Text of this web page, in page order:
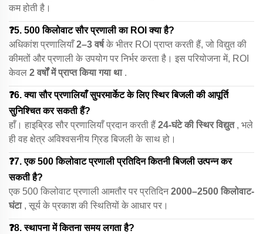
कम होती है।
❓5. 500 किलोवाट सौर प्रणाली का ROI क्या है?
अधिकांश प्रणालियाँ2–3 वर्षके भीतर ROI प्राप्त करती हैं, जो विद्युत की
कीमतों और प्रणाली के उपयोग पर निर्भर करता है। इस परियोजना में, ROI
केवल 2 वर्षों में प्राप्त किया गया था .
❓6. क्या सौर प्रणालियाँ सुपरमार्केट के लिए स्थिर बिजली की आपूर्ति
सुनिश्चित कर सकती हैं?
हाँ। हाइब्रिड सौर प्रणालियाँ प्रदान करती हैं 24-घंटे की स्थिर विद्युत , भले
ही वह क्षेत्र अविश्वसनीय ग्रिड बिजली के साथ हो।
❓7. एक 500 किलोवाट प्रणाली प्रतिदिन कितनी बिजली उत्पन्न कर
सकती है?
एक 500 किलोवाट प्रणाली आमतौर पर प्रतिदिन2000–2500 किलोवाट-
घंटा , सूर्य के प्रकाश की स्थितियों के आधार पर।
❓8. स्थापना में कितना समय लगता है?